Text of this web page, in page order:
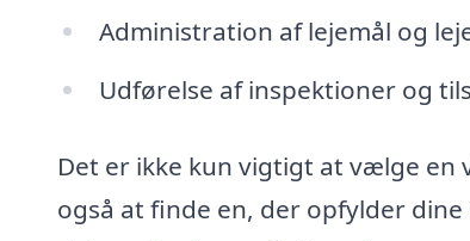
Administration af lejemål og
Udførelse af inspektioner og
Det er ikke kun vigtigt at vælge en
også at finde en, der opfylder